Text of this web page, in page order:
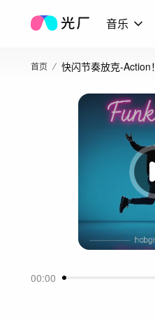
音乐
首页 快闪节奏放克-Action！
00:00